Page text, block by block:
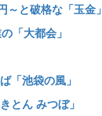
と破格な「玉金」
「大都会」
「池袋の風」
とん みつぼ」